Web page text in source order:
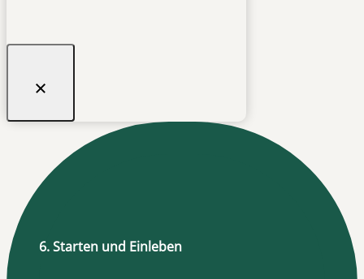
6. Starten und Einleben